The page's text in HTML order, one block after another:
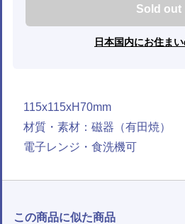
Sold out
日本国内にお住ま
115x115xH70mm
材質・素材：磁器（有田焼）
電子レンジ・食洗機可
この商品に似た商品